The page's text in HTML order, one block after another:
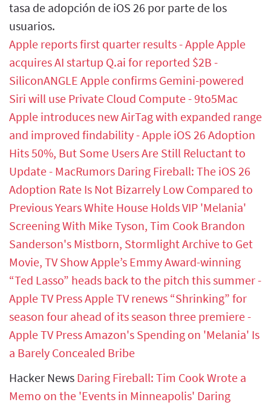
tasa de adopción de iOS 26 por parte de los
usuarios.
Apple reports first quarter results - AppleApple
acquires AI startup Q.ai for reported $2B -
SiliconANGLE Apple confirms Gemini-powered
Siri will use Private Cloud Compute - 9to5Mac
Apple introduces new AirTag with expanded range
and improved findability - Apple iOS 26 Adoption
Hits 50%, But Some Users Are Still Reluctant to
Update - MacRumors Daring Fireball: The iOS 26
Adoption Rate Is Not Bizarrely Low Compared to
Previous YearsWhite House Holds VIP 'Melania'
Screening With Mike Tyson, Tim Cook Brandon
Sanderson's Mistborn, Stormlight Archive to Get
Movie, TV ShowApple’s Emmy Award-winning
“Ted Lasso” heads back to the pitch this summer -
Apple TV PressApple TV renews “Shrinking” for
season four ahead of its season three premiere -
Apple TV PressAmazon's Spending on 'Melania' Is
a Barely Concealed Bribe
Hacker News Daring Fireball: Tim Cook Wrote a
Memo on the 'Events in Minneapolis' Daring